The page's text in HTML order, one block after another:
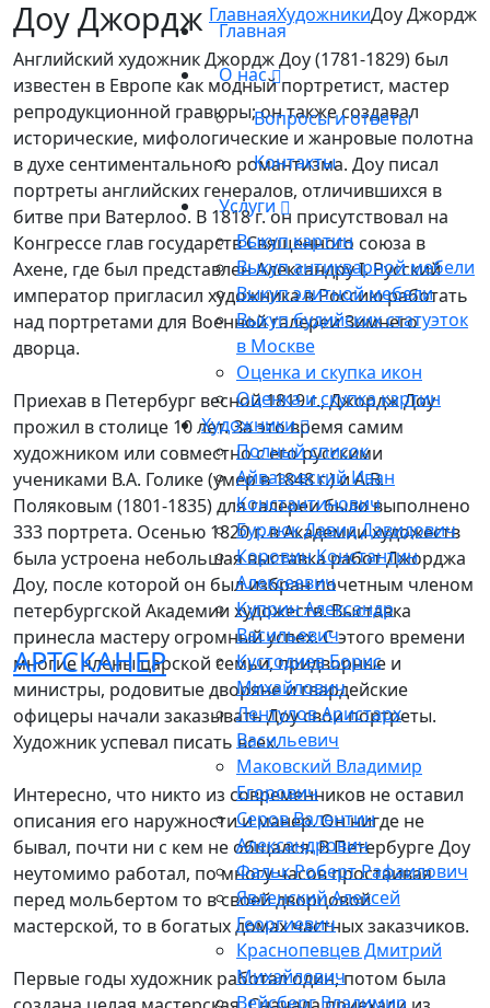
АРТСКАНЕР
Главная
О нас
Вопросы и ответы
Контакты
Услуги
Выкуп картин
Выкуп антикварной мебели
Выкуп элитной мебели
Выкуп будийских статуэток
в Москве
Оценка и скупка икон
Оценка и скупка картин
Художники
Полный список
Айвазовский Иван
Константинович
Бурлюк Давид Давидович
Коровин Константин
Алексеевич
Куприн Александр
Васильевич
Кустодиев Борис
Михайлович
Лентулов Аристарх
Васильевич
Маковский Владимир
Егорович
Серов Валентин
Александрович
Фальк Роберт Рафаилович
Явленский Алексей
Георгиевич
Краснопевцев Дмитрий
Михайлович
Вейсберг Владимир
Доу Джордж ГлавнаяХудожникиДоу Джордж
Английский художник Джордж Доу (1781-1829) был
известен в Европе как модный портретист, мастер
репродукционной гравюры; он также создавал
исторические, мифологические и жанровые полотна
в духе сентиментального романтизма. Доу писал
портреты английских генералов, отличившихся в
битве при Ватерлоо. В 1818 г. он присутствовал на
Конгрессе глав государств Священного союза в
Ахене, где был представлен Александру I. Русский
император пригласил художника в Россию работать
над портретами для Военной галереи Зимнего
дворца.
Приехав в Петербург весной 1819 г., Джордж Доу
прожил в столице 10 лет. За это время самим
художником или совместно с его русскими
учениками В.А. Голике (умер в 1848 г.) и А.В.
Поляковым (1801-1835) для галереи было выполнено
333 портрета. Осенью 1820 г. в Академии художеств
была устроена небольшая выставка работ Джорджа
Доу, после которой он был избран почетным членом
петербургской Академии художеств. Выставка
принесла мастеру огромный успех. С этого времени
многие члены царской семьи, придворные и
министры, родовитые дворяне и гвардейские
офицеры начали заказывать Доу свои портреты.
Художник успевал писать всех.
Интересно, что никто из современников не оставил
описания его наружности и манер. Он нигде не
бывал, почти ни с кем не общался. В Петербурге Доу
неутомимо работал, по многу часов простаивая
перед мольбертом то в своей дворцовой
мастерской, то в богатых домах частных заказчиков.
Первые годы художник работал один, потом была